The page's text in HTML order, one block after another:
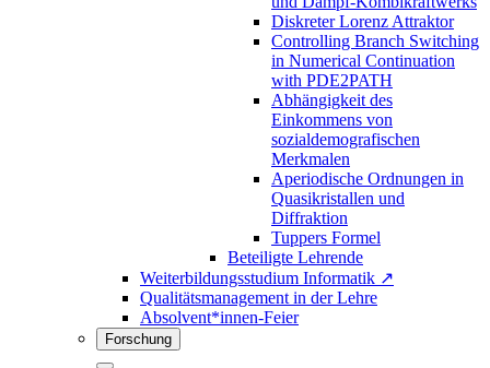
Diskreter Lorenz Attraktor
Controlling Branch Switching
in Numerical Continuation
with PDE2PATH
Abhängigkeit des
Einkommens von
sozialdemografischen
Merkmalen
Aperiodische Ordnungen in
Quasikristallen und
Diffraktion
Tuppers Formel
Beteiligte Lehrende
Weiterbildungsstudium Informatik ↗
Qualitätsmanagement in der Lehre
Absolvent*innen-Feier
Forschung